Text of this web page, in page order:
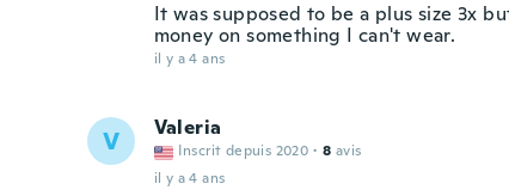
It was supposed to be a plus size 3x
money on something I can't wear.
il y a 4 ans
V Valeria
Inscrit depuis 2020 · 8 avis
il y a 4 ans